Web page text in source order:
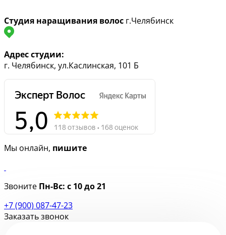
Студия наращивания волос г.Челябинск
Адрес студии:
г. Челябинск, ул.Каслинская, 101 Б
Мы онлайн, пишите
Звоните Пн-Вс: с 10 до 21
+7 (900) 087-47-23
Заказать звонок